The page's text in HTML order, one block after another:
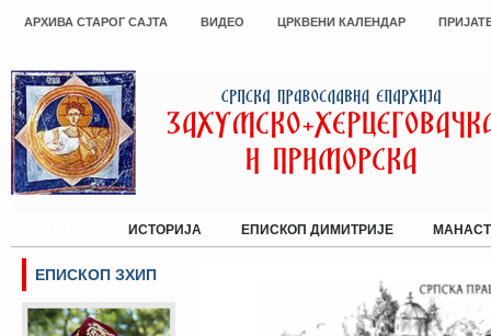
АРХИВА СТАРОГ САЈТА ВИДЕО ЦРКВЕНИ КАЛЕНДАР
ИСТОРИЈА ЕПИСКОП ДИМИТРИЈЕ
ЕПИСКОП ЗХИП